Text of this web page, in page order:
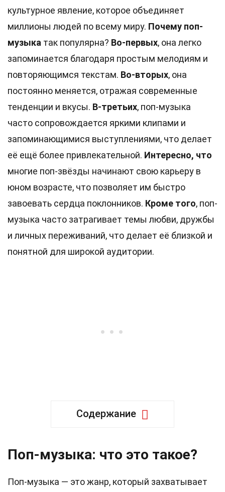
культурное явление, которое объединяет
миллионы людей по всему миру. Почему поп-
музыка так популярна? Во-первых, она легко
запоминается благодаря простым мелодиям и
повторяющимся текстам. Во-вторых, она
постоянно меняется, отражая современные
тенденции и вкусы. В-третьих, поп-музыка
часто сопровождается яркими клипами и
запоминающимися выступлениями, что делает
её ещё более привлекательной. Интересно, что
многие поп-звёзды начинают свою карьеру в
юном возрасте, что позволяет им быстро
завоевать сердца поклонников. Кроме того, поп-
музыка часто затрагивает темы любви, дружбы
и личных переживаний, что делает её близкой и
понятной для широкой аудитории.
Содержание
Поп-музыка: что это такое?
Поп-музыка — это жанр, который захватывает